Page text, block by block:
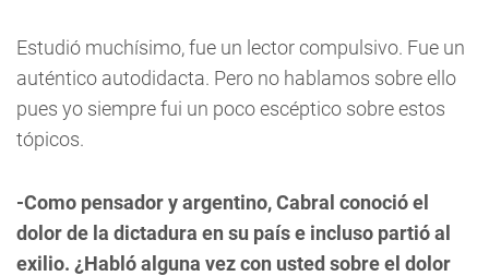
Estudió muchísimo, fue un lector compulsivo. Fue un
auténtico autodidacta. Pero no hablamos sobre ello
pues yo siempre fui un poco escéptico sobre estos
tópicos.
-Como pensador y argentino, Cabral conoció el
dolor de la dictadura en su país e incluso partióal
exilio. ¿Hablóalguna vez con usted sobre el dolor